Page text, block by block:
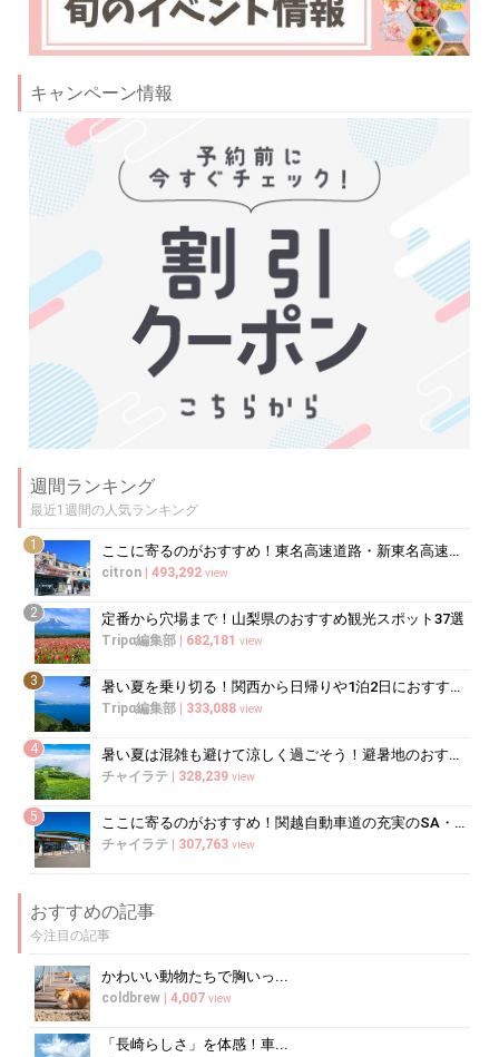
キャンペーン情報
週間ランキング
最近1週間の人気ランキング
1 ここに寄るのがおすすめ！東名高速道路・新東名高速道路の充実のSA・PA10選
citron 493,292 view
2 定番から穴場まで！山梨県のおすすめ観光スポット37選
Tripα編集部 682,181 view
3 暑い夏を乗り切る！関西から日帰りや1泊2日におすすめの避暑地10選
Tripα編集部 333,088 view
4 暑い夏は混雑も避けて涼しく過ごそう！避暑地のおすすめ穴場スポット10選
チャイラテ 328,239 view
5 ここに寄るのがおすすめ！関越自動車道の充実のSA・PA5選
チャイラテ 307,763 view
おすすめの記事
今注目の記事
かわいい動物たちで胸いっ...
coldbrew 4,007 view
「長崎らしさ」を体感！車...